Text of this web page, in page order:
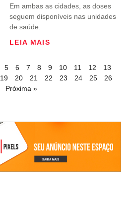
Em ambas as cidades, as doses
seguem disponíveis nas unidades
de saúde.
LEIA MAIS
5 6 7 8 9 10 11 12
13
19 20 21 22 23 24 25
26
Próxima »